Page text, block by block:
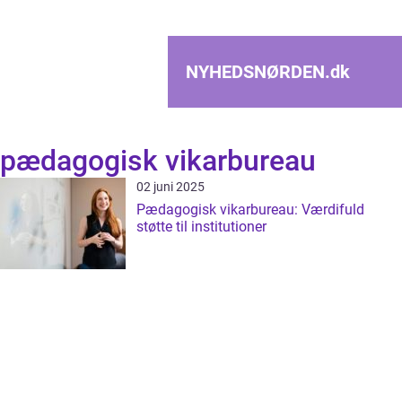
NYHEDSNØRDEN.dk
pædagogisk vikarbureau
02 juni 2025
Pædagogisk vikarbureau: Værdifuld
støtte til institutioner